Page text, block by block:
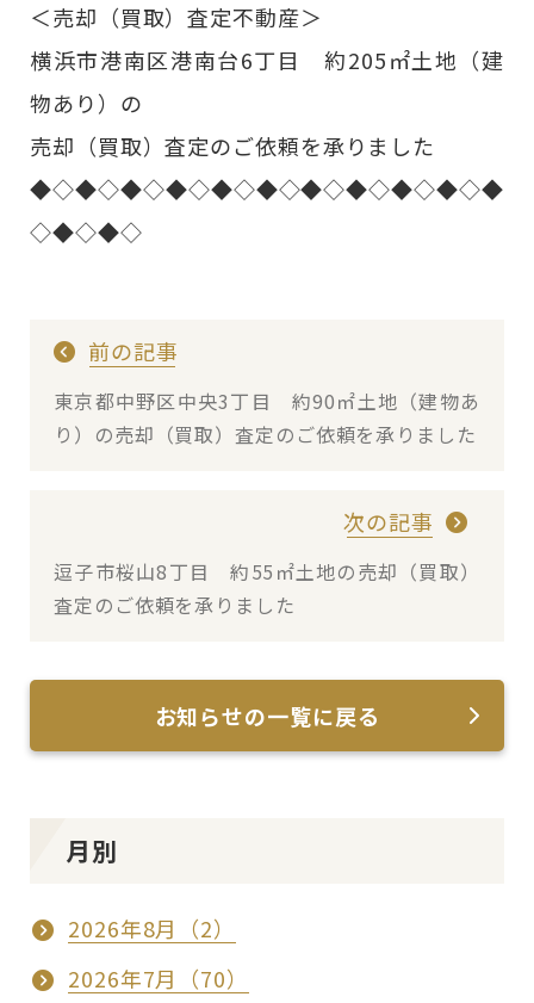
＜売却（買取）査定不動産＞
横浜市港南区港南台6丁目 約205㎡土地（建
物あり）の
売却（買取）査定のご依頼を承りました
◆◇◆◇◆◇◆◇◆◇◆◇◆◇◆◇◆◇◆◇◆
◇◆◇◆◇
前の記事
東京都中野区中央3丁目 約90㎡土地（建物あ
り）の売却（買取）査定のご依頼を承りました
次の記事
逗子市桜山8丁目 約55㎡土地の売却（買取）
査定のご依頼を承りました
お知らせの一覧に戻る
月別
2026年8月（2）
2026年7月（70）